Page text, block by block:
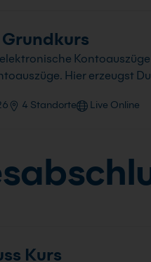
Hier erzeugst
4 Standorte Live Online
Kurs